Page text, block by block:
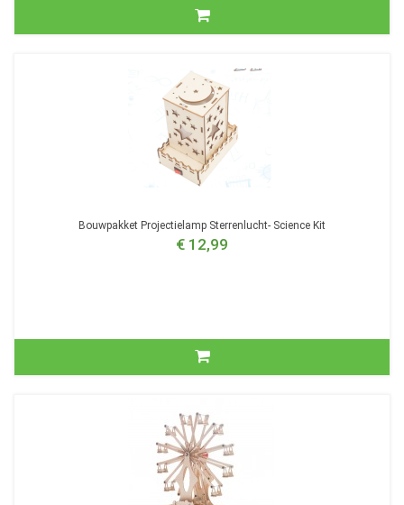
Bouwpakket Projectielamp Sterrenlucht- Science Kit
€ 12,99